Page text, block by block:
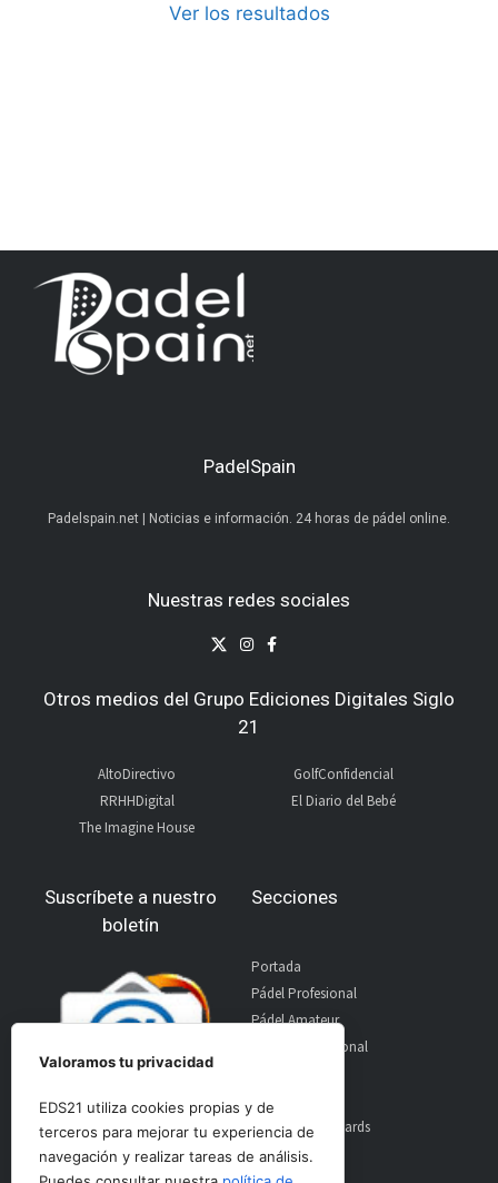
Ver los resultados
PadelSpain
Padelspain.net | Noticias e información. 24 horas de pádel online.
Nuestras redes sociales
Otros medios del Grupo Ediciones Digitales Siglo
21
AltoDirectivo
RRHHDigital
The Imagine House
GolfConfidencial
El Diario del Bebé
Suscríbete a nuestro
boletín
Secciones
Portada
Pádel Profesional
Pádel Amateur
Pádel Internacional
Material
World Padel Awards
Contacto
Publicidad
Valoramos tu privacidad
EDS21 utiliza cookies propias y de
terceros para mejorar tu experiencia de
navegación y realizar tareas de análisis.